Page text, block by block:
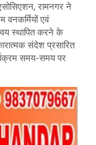
रामनगर ने
वनकर्मियों एवं
स्थापित करने के
संदेश प्रसारित
समय-समय पर